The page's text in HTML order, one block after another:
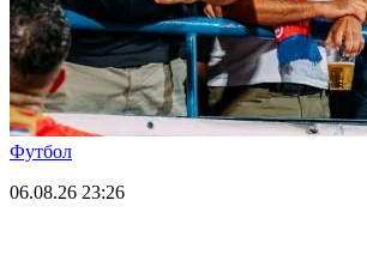
Футбол
06.08.26 23:26